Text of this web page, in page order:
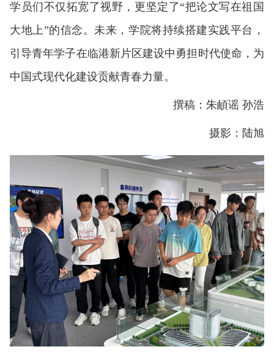
学员们不仅拓宽了视野，更坚定了“把论文写在祖国
大地上”的信念。未来，学院将持续搭建实践平台，
引导青年学子在临港新片区建设中勇担时代使命，为
中国式现代化建设贡献青春力量。
撰稿：朱頔谣 孙浩
摄影：陆旭